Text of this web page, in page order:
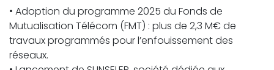
• Adoption du programme 2025 du Fonds de
Mutualisation Télécom (FMT) : plus de 2,3 M€ de
travaux programmés pour l’enfouissement des
réseaux.